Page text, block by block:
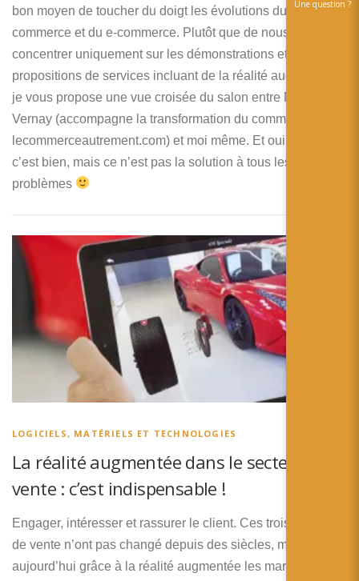
bon moyen de toucher du doigt les évolutions du
commerce et du e-commerce. Plutôt que de nous
concentrer uniquement sur les démonstrations et les
propositions de services incluant de la réalité augmentée,
je vous propose une vue croisée du salon entre Myriam
Vernay (accompagne la transformation du commerce avec
lecommerceautrement.com) et moi même. Et oui, la réalité
c’est bien, mais ce n’est pas la solution à tous les
problèmes
LOGICIELS, MATÉRIELS ET TECHNOLOGIES
La réalité augmentée dans le secteur de la
vente : c’est indispensable !
Engager, intéresser et rassurer le client. Ces trois principes
de vente n’ont pas changé depuis des siècles, mais
aujourd’hui grâce à la réalité augmentée les marques ont
Une question ?